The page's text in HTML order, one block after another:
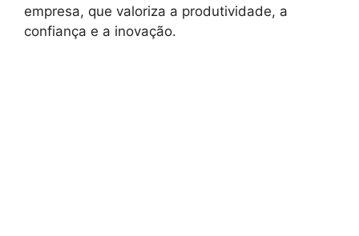
empresa, que valoriza a produtividade, a
confiança e a inovação.